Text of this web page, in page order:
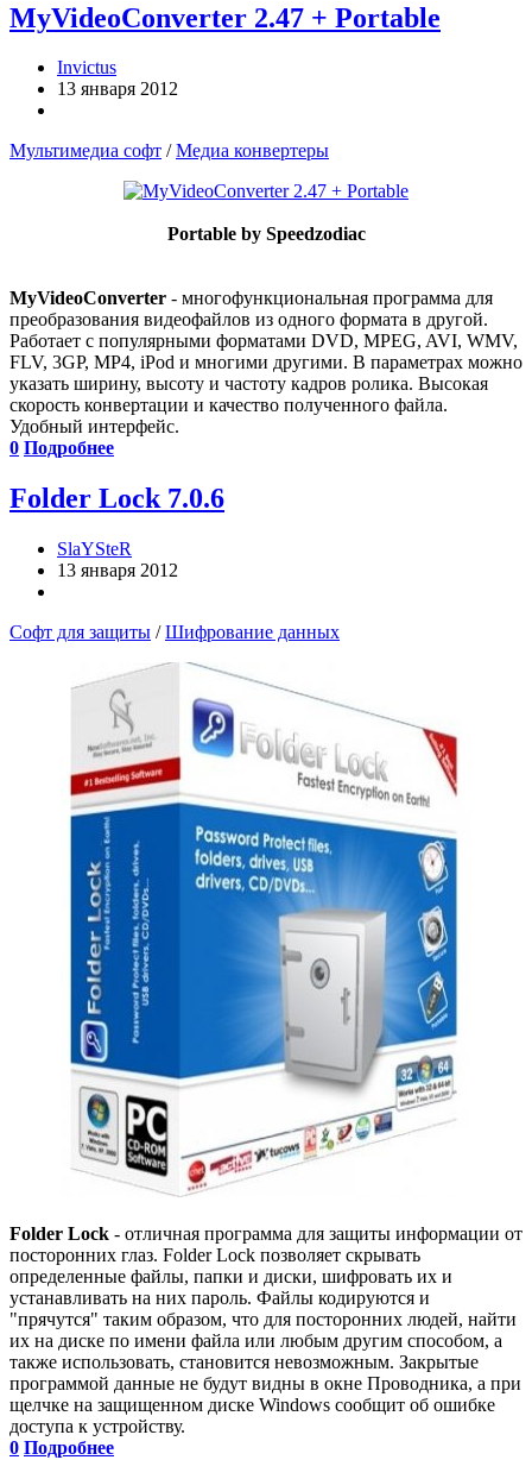
MyVideoConverter 2.47 + Portable
Invictus
13 января 2012
Мультимедиа софт /Медиа конвертеры
Portable by Speedzodiac
MyVideoConverter - многофункциональная программа для
преобразования видеофайлов из одного формата в другой.
Работает с популярными форматами DVD, MPEG, AVI, WMV,
FLV, 3GP, MP4, iPod и многими другими. В параметрах можно
указать ширину, высоту и частоту кадров ролика. Высокая
скорость конвертации и качество полученного файла.
Удобный интерфейс.
0 Подробнее
Folder Lock 7.0.6
SlaYSteR
13 января 2012
Софт для защиты /Шифрование данных
Folder Lock - отличная программа для защиты информации от
посторонних глаз. Folder Lock позволяет скрывать
определенные файлы, папки и диски, шифровать их и
устанавливать на них пароль. Файлы кодируются и
"прячутся" таким образом, что для посторонних людей, найти
их на диске по имени файла или любым другим способом, а
также использовать, становится невозможным. Закрытые
программой данные не будут видны в окне Проводника, а при
щелчке на защищенном диске Windows сообщит об ошибке
доступа к устройству.
0 Подробнее